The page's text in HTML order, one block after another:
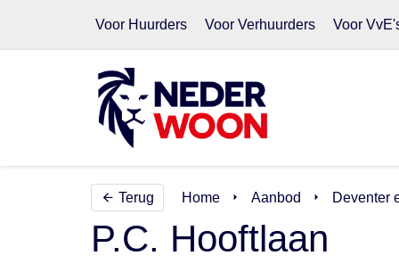
Voor Huurders Voor Verhuurders Voor
Terug Home Aanbod Deventer
P.C. Hooftlaan